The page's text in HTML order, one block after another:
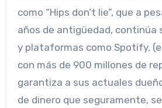
como “Hips don’t lie”, que a
años de antigüedad, continúa
y plataformas como Spotify,
con más de 900 millones de
garantiza a sus actuales
de dinero que seguramente,